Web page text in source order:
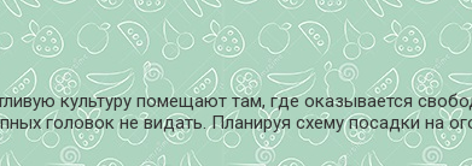
культуру помещают там, где оказывается
головок не видать. Планируя схему посадки на